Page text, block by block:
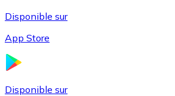
Disponible sur
App Store
Disponible sur